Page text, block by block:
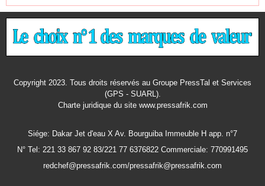
Copyright 2023. Tous droits réservés au Groupe PressTal et Services
(GPS - SUARL).
Charte juridiquedu site www.pressafrik.com
Siége: Dakar Jet d'eau X Av. Bourguiba Immeuble H app. n°7
N° Tel: 221 33 867 92 83/221 77 6376822 Commerciale: 770991495
redchef@pressafrik.com/pressafrik@pressafrik.com